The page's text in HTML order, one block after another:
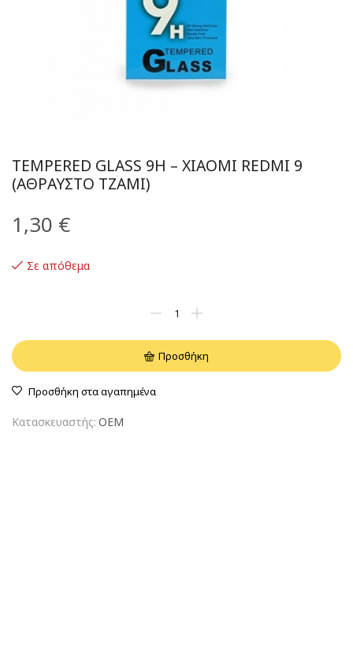
TEMPERED GLASS 9H – XIAOMI REDMI 9
(ΑΘΡΑΥΣΤΟ ΤΖΆΜΙ)
1,30 €
Σε απόθεμα
Προσθήκη
Προσθήκη στα αγαπημένα
Κατασκευαστής: OEM